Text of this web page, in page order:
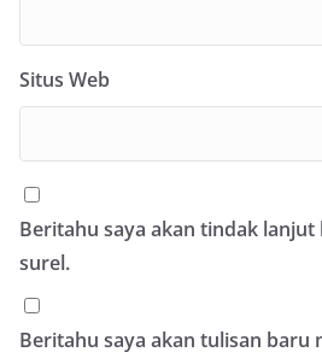
Situs Web
Beritahu saya akan tindak
surel.
Beritahu saya akan tulisan baru